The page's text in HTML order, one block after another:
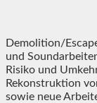
Demolition/
und
Risiko und
Rekonstruktion
sowie neue